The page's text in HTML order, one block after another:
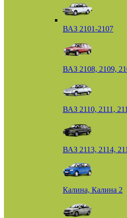
ВАЗ 2101-2107
ВАЗ 2108, 2109,
ВАЗ 2110, 2111,
ВАЗ 2113, 2114,
Калина, Калина 2